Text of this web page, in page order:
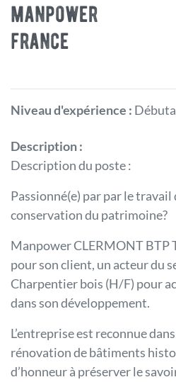
manpower
france
Niveau d'expérience :
Description :
Description du poste :
Passionné(e) par par le travail
conservation du patrimoine?
Manpower CLERMONT BTP
pour son client, un acteur du
Charpentier bois (H/F) pour
dans son développement.
L’entreprise est reconnue
rénovation de bâtiments
d’honneur à préserver le